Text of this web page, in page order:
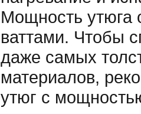
Мощность утюга
ваттами. Чтобы
даже самых
материалов,
утюг с